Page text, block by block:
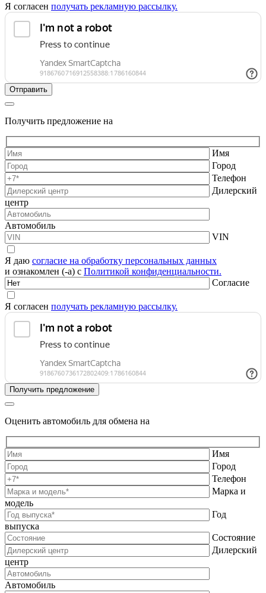
Я согласен получать рекламную рассылку.
Получить предложение на
Имя
Город
Телефон
Дилерский
центр
Автомобиль
VIN
Я даю согласие на обработку персональных данных
и ознакомлен (-а) с Политикой конфиденциальности.
Согласие
Я согласен получать рекламную рассылку.
Оценить автомобиль для обмена на
Имя
Город
Телефон
Марка и
модель
Год
выпуска
Состояние
Дилерский
центр
Автомобиль